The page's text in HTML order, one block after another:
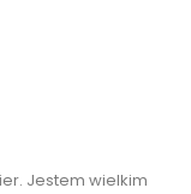
Jestem wielkim